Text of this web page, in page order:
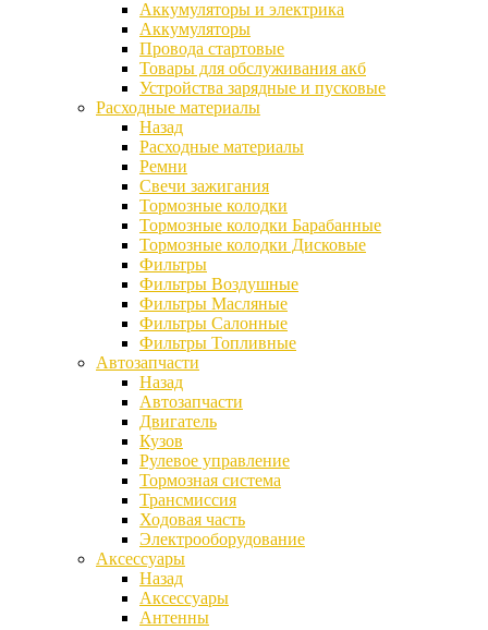
Аккумуляторы и электрика
Аккумуляторы
Провода стартовые
Товары для обслуживания акб
Устройства зарядные и пусковые
Расходные материалы
Назад
Расходные материалы
Ремни
Свечи зажигания
Тормозные колодки
Тормозные колодки Барабанные
Тормозные колодки Дисковые
Фильтры
Фильтры Воздушные
Фильтры Масляные
Фильтры Салонные
Фильтры Топливные
Автозапчасти
Назад
Автозапчасти
Двигатель
Кузов
Рулевое управление
Тормозная система
Трансмиссия
Ходовая часть
Электрооборудование
Аксессуары
Назад
Аксессуары
Антенны